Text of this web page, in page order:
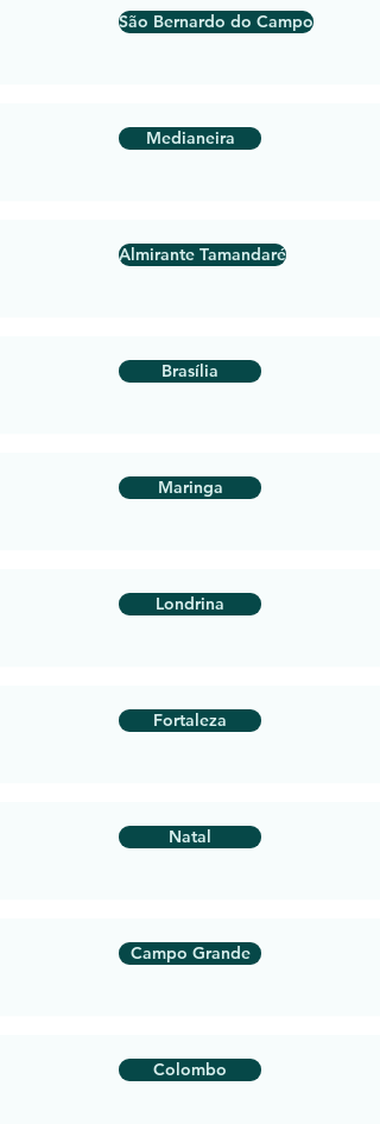
São Bernardo do Campo
Medianeira
Almirante Tamandaré
Brasília
Maringa
Londrina
Fortaleza
Natal
Campo Grande
Colombo